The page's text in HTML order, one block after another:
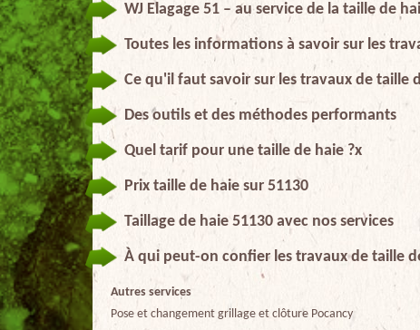
WJ Elagage 51 – au service de la taille de
Toutes les informations à savoir sur les
Ce qu'il faut savoir sur les travaux de taille
Des outils et des méthodes performants
Quel tarif pour une taille de haie ?x
Prix taille de haie sur 51130
Taillage de haie 51130 avec nos services
À qui peut-on confier les travaux de taille
Autres services
Pose et changement grillage et clôture Pocancy